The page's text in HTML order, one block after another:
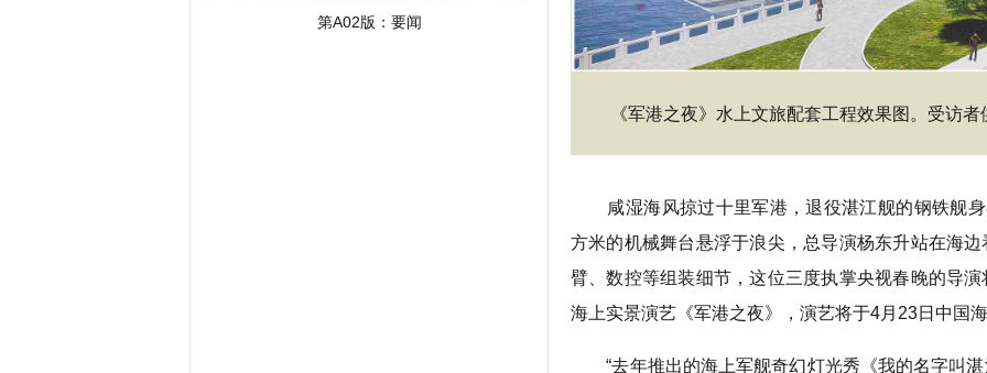
第A02版： 要闻
《军港之夜》水上文旅配套工程效果图。受访者
咸湿海风掠过十里军港，退役湛江舰的钢铁舰
方米的机械舞台悬浮于浪尖，总导演杨东升站在海
臂、数控等组装细节，这位三度执掌央视春晚的导
海上实景演艺《军港之夜》，演艺将于4月23日中国
“去年推出的海上军舰奇幻灯光秀《我的名字叫